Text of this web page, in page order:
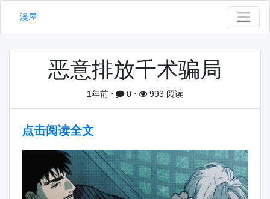
漫屋
恶意排放千术骗局
1年前 ⋅ 0 ⋅ 993 阅读
点击阅读全文